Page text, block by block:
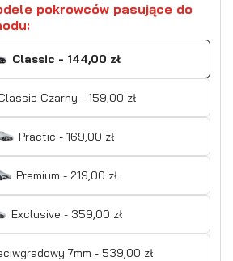
pokrowców pasujące do
Classic - 144,00 zł
Czarny - 159,00 zł
Practic - 169,00 zł
Premium - 219,00 zł
Exclusive - 359,00 zł
7mm - 539,00 zł